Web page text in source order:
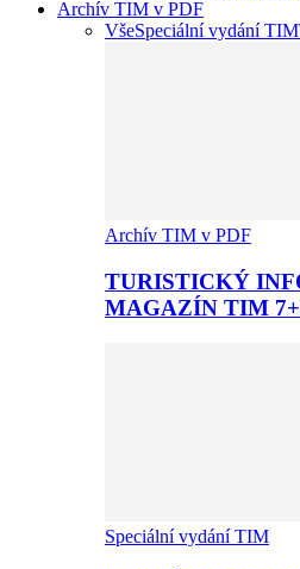
Archív TIM v PDF
VšeSpeciální vydání TIM
Archív TIM v PDF
TURISTICKÝ
MAGAZÍN TIM
Speciální vydání TIM